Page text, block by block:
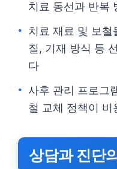
치료 동선과 반복
치료 재료 및 보철
질, 기재 방식 등
다
사후 관리 프로그
철 교체 정책이 비
상담과 진단